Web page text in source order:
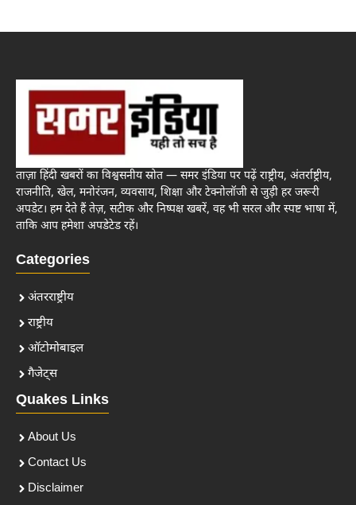
ताज़ा हिंदी खबरों का विश्वसनीय स्रोत — समर इंडिया पर पढ़ें राष्ट्रीय, अंतर्राष्ट्रीय,
राजनीति, खेल, मनोरंजन, व्यवसाय, शिक्षा और टेक्नोलॉजी से जुड़ी हर जरूरी
अपडेट। हम देते हैं तेज़, सटीक और निष्पक्ष खबरें, वह भी सरल और स्पष्ट भाषा में,
ताकि आप हमेशा अपडेटेड रहें।
Categories
अंतरराष्ट्रीय
राष्ट्रीय
ऑटोमोबाइल
गैजेट्स
Quakes Links
About Us
Contact Us
Disclaimer